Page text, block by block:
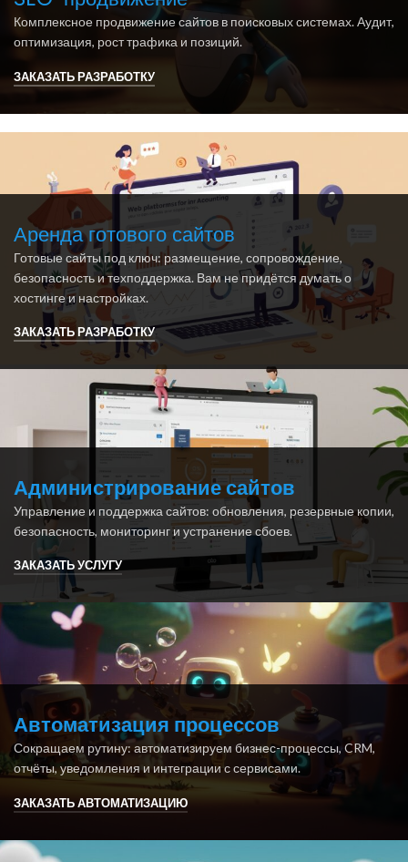
Комплексное продвижение сайтов в поисковых системах. Аудит,
оптимизация, рост трафика и позиций.
ЗАКАЗАТЬ РАЗРАБОТКУ
Аренда готового сайтов
Готовые сайты под ключ: размещение, сопровождение,
безопасность и техподдержка. Вам не придётся думать о
хостинге и настройках.
ЗАКАЗАТЬ РАЗРАБОТКУ
Администрирование сайтов
Управление и поддержка сайтов: обновления, резервные копии,
безопасность, мониторинг и устранение сбоев.
ЗАКАЗАТЬ УСЛУГУ
Автоматизация процессов
Сокращаем рутину: автоматизируем бизнес-процессы, CRM,
отчёты, уведомления и интеграции с сервисами.
ЗАКАЗАТЬ АВТОМАТИЗАЦИЮ